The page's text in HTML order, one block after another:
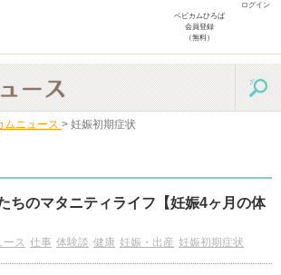
ログイン
ベビカムひろば
会員登録
（無料）
ムニュース > 妊娠初期症状
ちのマタニティライフ【妊娠4ヶ月の体
ース 仕事 体験談 健康 妊娠・出産 妊娠初期症状